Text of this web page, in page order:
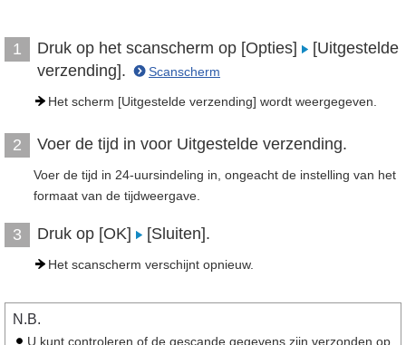
1 Druk op het scanscherm op [Opties]
[Uitgestelde
verzending].
Scanscherm
Het scherm [Uitgestelde verzending] wordt weergegeven.
2 Voer de tijd in voor Uitgestelde verzending.
Voer de tijd in 24-uursindeling in, ongeacht de instelling van het
formaat van de tijdweergave.
3 Druk op [OK] [Sluiten].
Het scanscherm verschijnt opnieuw.
N.B.
U kunt controleren of de gescande gegevens zijn verzonden op